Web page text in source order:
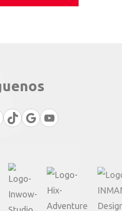
TikTok
GoogleYouTube